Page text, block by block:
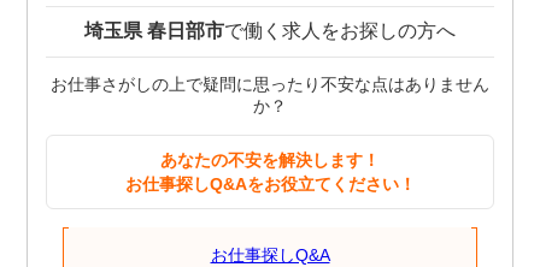
埼玉県 春日部市で働く求人をお探しの方へ
お仕事さがしの上で疑問に思ったり不安な点はありません
か？
あなたの不安を解決します！
お仕事探しQ&Aをお役立てください！
お仕事探しQ&A